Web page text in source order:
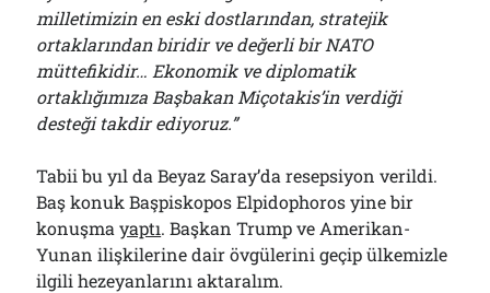
milletimizin en eski dostlarından, stratejik
ortaklarından biridir ve değerli bir NATO
müttefikidir… Ekonomik ve diplomatik
ortaklığımıza Başbakan Miçotakis’in verdiği
desteği takdir ediyoruz.”
Tabii bu yıl da Beyaz Saray’da resepsiyon verildi.
Baş konuk Başpiskopos Elpidophoros yine bir
konuşmayaptı. Başkan Trump ve Amerikan-
Yunan ilişkilerine dair övgülerini geçip ülkemizle
ilgili hezeyanlarını aktaralım.